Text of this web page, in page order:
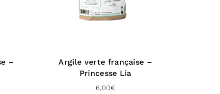
–
Argile verte française –
Princesse Lia
6,00€